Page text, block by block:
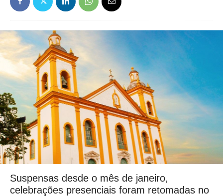
Amazônia
Suspensas desde o mês de janeiro,
celebrações presenciais foram retomadas no